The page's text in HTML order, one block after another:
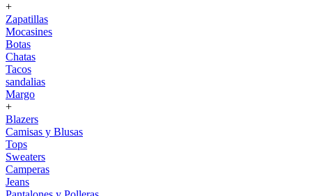
+
Zapatillas
Mocasines
Botas
Chatas
Tacos
sandalias
Margo
+
Blazers
Camisas y Blusas
Tops
Sweaters
Camperas
Jeans